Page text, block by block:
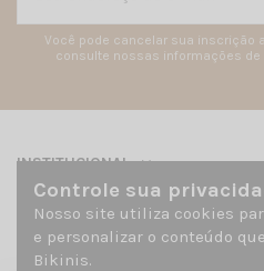
Você pode cancelar sua inscrição
consulte nossas informações de
INSTITUCIONAL
Contato
Controle sua
Nosso site utiliza cookies
e personalizar o conteúdo
Bikinis.